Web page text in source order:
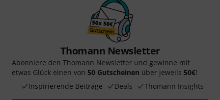
Thomann Newsletter
Abonniere den Thomann Newsletter und gewinne mit
etwas Glück einen von 50 Gutscheinen über jeweils 50€!
Inspirierende Beiträge
Deals Thomann Insights